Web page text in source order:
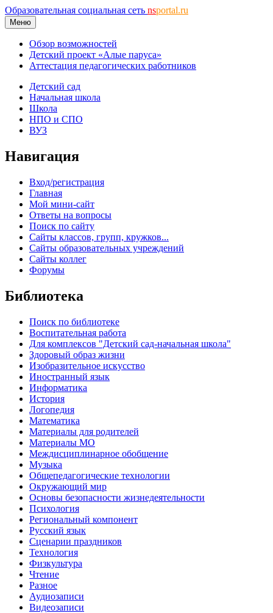
Образовательная социальная сеть nsportal.ru
Меню
Обзор возможностей
Детский проект «Алые паруса»
Аттестация педагогических работников
Детский сад
Начальная школа
Школа
НПО и СПО
ВУЗ
Навигация
Вход/регистрация
Главная
Мой мини-сайт
Ответы на вопросы
Поиск по сайту
Сайты классов, групп, кружков...
Сайты образовательных учреждений
Сайты коллег
Форумы
Библиотека
Поиск по библиотеке
Воспитательная работа
Для комплексов "Детский сад-начальная школа"
Здоровый образ жизни
Изобразительное искусство
Иностранный язык
Информатика
История
Логопедия
Математика
Материалы для родителей
Материалы МО
Междисциплинарное обобщение
Музыка
Общепедагогические технологии
Окружающий мир
Основы безопасности жизнедеятельности
Психология
Региональный компонент
Русский язык
Сценарии праздников
Технология
Физкультура
Чтение
Разное
Аудиозаписи
Видеозаписи